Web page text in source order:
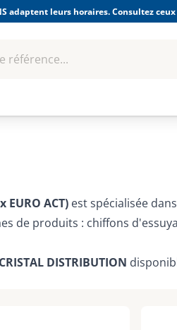
adaptent leurs horaires. Consultez
référence...
EURO ACT) est spécialisée
de produits : chiffons
CRISTAL DISTRIBUTION